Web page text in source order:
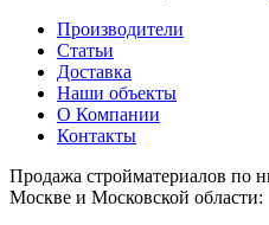
Производители
Статьи
Доставка
Наши объекты
О Компании
Контакты
Продажа стройматериалов по
Москве и Московской области: